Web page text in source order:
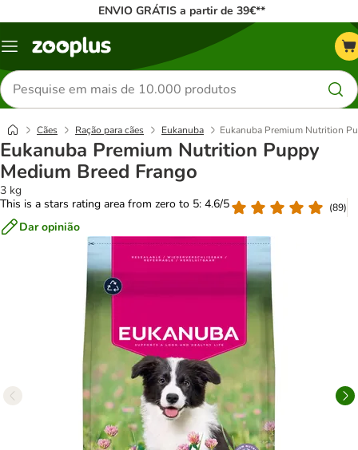
ENVIO GRÁTIS a partir de 39€**
Menu
Pesquisar
produtos
Cães Ração para cães Eukanuba Eukanuba Premium Nutrition
Eukanuba Premium Nutrition Puppy
Medium Breed Frango
3 kg
This is a stars rating area from zero to 5: 4.6/5
(89)
Dar opinião